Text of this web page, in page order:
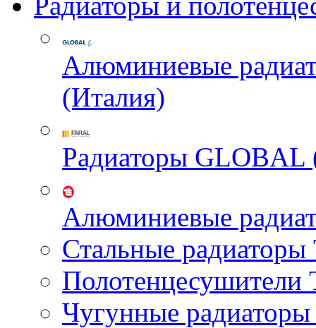
Алюминиевые
(Италия)
Радиаторы GLOBAL
Алюминиевые
Стальные
Чугунные